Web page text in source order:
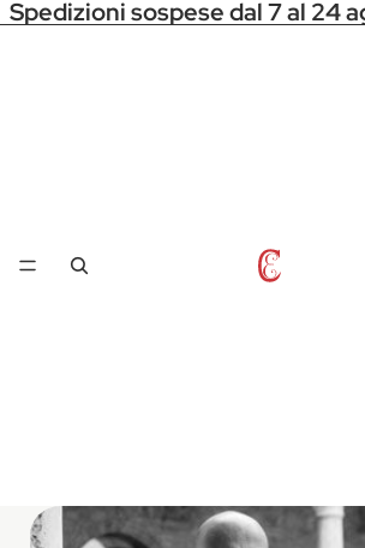
Spedizioni sospese dal 7 al 24